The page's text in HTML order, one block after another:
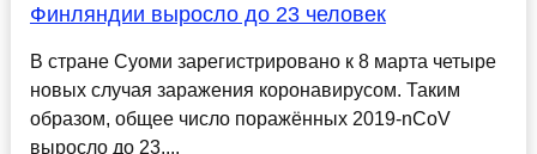
Финляндии выросло до 23 человек
В стране Суоми зарегистрировано к 8 марта четыре
новых случая заражения коронавирусом. Таким
образом, общее число поражённых 2019-nCoV
выросло до 23....